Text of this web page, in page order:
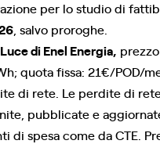
per lo studio di
, salvo proroghe.
di Enel Energia,
quota fissa: 21€/POD/
di rete. Le perdite di
pubblicate e
di spesa come da CTE.